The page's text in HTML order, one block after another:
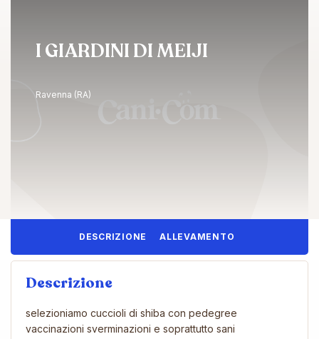
I GIARDINI DI MEIJI
Ravenna (RA)
DESCRIZIONE ALLEVAMENTO
Descrizione
selezioniamo cuccioli di shiba con pedegree
vaccinazioni sverminazioni e soprattutto sani